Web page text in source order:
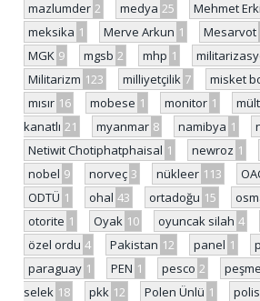
mazlumder 2 medya 25 Mehmet
meksika 1 Merve Arkun 1 Mesarvot
MGK 9 mgsb 2 mhp 1
Militarizm 123 milliyetçilik 7 misket
mısır 16 mobese 1 monitor 1
kanatlı 21 myanmar 8 namibya 1
Netiwit Chotiphatphaisal 1 newroz 1
nobel 9 norveç 3 nükleer 113
ODTÜ 1 ohal 43 ortadoğu 15
otorite 1 Oyak 10 oyuncak silah 4
özel ordu 4 Pakistan 12 panel 1
paraguay 1 PEN 1 pesco 2
selek 18 pkk 12 Polen Ünlü 1 polis